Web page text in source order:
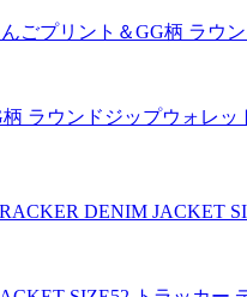
ラウンドジップウォレッ